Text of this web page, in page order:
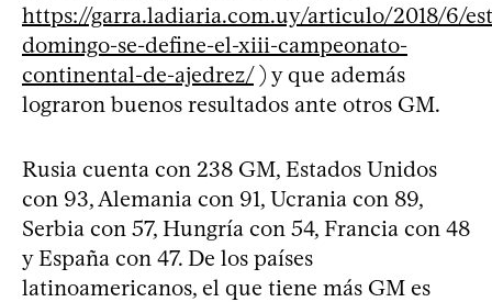
https://garra.ladiaria.com.uy/articulo/2018/6/
domingo-se-define-el-xiii-campeonato-
continental-de-ajedrez/) y que además
lograron buenos resultados ante otros GM.
Rusia cuenta con 238 GM, Estados Unidos
con 93, Alemania con 91, Ucrania con 89,
Serbia con 57, Hungría con 54, Francia con 48
y España con 47. De los países
latinoamericanos, el que tiene más GM es